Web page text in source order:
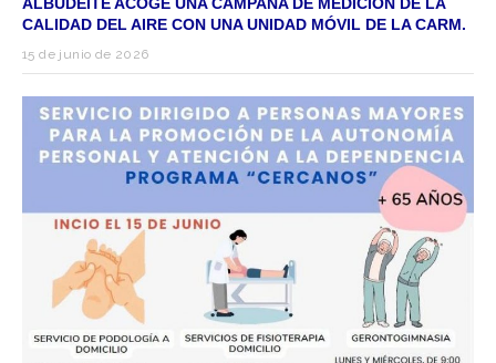
CALIDAD DEL AIRE CON UNA UNIDAD MÓVIL DE LA CARM.
15 de junio de 2026